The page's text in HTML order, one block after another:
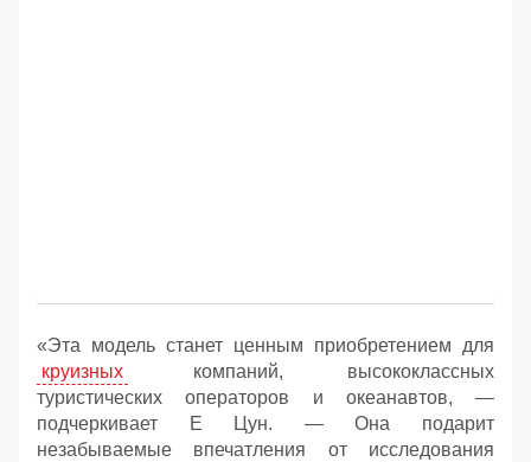
«Эта модель станет ценным приобретением для
круизных
компаний, высококлассных
туристических операторов и океанавтов, —
подчеркивает Е Цун. — Она подарит
незабываемые впечатления от исследования